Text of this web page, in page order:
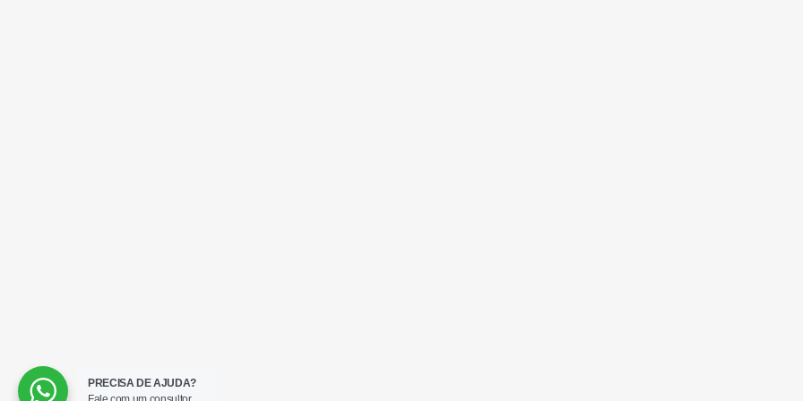
PRECISA DE AJUDA?